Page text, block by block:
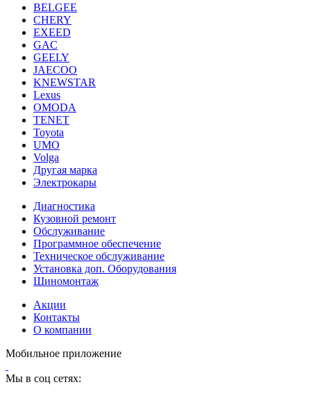
BELGEE
CHERY
EXEED
GAC
GEELY
JAECOO
KNEWSTAR
Lexus
OMODA
TENET
Toyota
UMO
Volga
Другая марка
Электрокары
Диагностика
Кузовной ремонт
Обслуживание
Программное обеспечение
Техническое обслуживание
Установка доп. Оборудования
Шиномонтаж
Акции
Контакты
О компании
Мобильное приложение
Мы в соц сетях: